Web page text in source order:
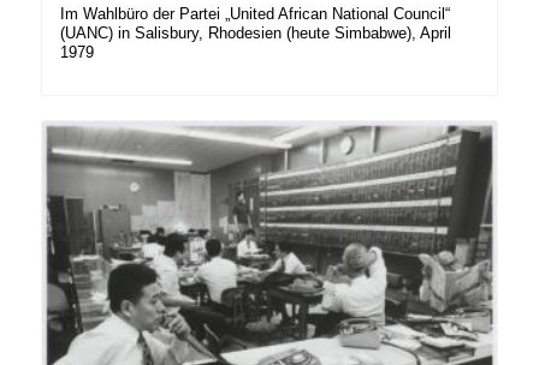
Im Wahlbüro der Partei „United African National Council“
(UANC) in Salisbury, Rhodesien (heute Simbabwe), April
1979